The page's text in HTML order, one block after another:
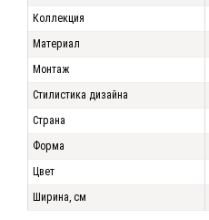
Коллекция
Материал
Монтаж
Стилистика дизайна
Страна
Форма
Цвет
Ширина, см